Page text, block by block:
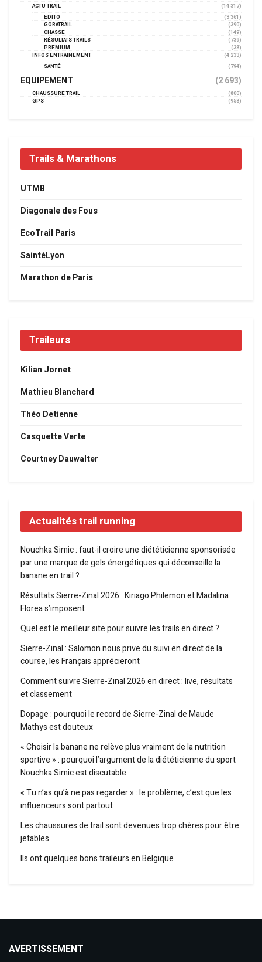
ACTU TRAIL
(14 317)
EDITO
(3 361)
GORATRAIL
(390)
CHASSE
(149)
RÉSULTATS TRAILS
(739)
PREMIUM
(38)
INFOS ENTRAINEMENT
(4 233)
SANTÉ
(794)
EQUIPEMENT (2 693)
CHAUSSURE TRAIL
(800)
GPS
(958)
Trails & Marathons
UTMB
Diagonale des Fous
EcoTrail Paris
SaintéLyon
Marathon de Paris
Traileurs
Kilian Jornet
Mathieu Blanchard
Théo Detienne
Casquette Verte
Courtney Dauwalter
Actualités trail running
Nouchka Simic : faut-il croire une diététicienne sponsorisée
par une marque de gels énergétiques qui déconseille la
banane en trail ?
Résultats Sierre-Zinal 2026 : Kiriago Philemon et Madalina
Florea s’imposent
Quel est le meilleur site pour suivre les trails en direct ?
Sierre-Zinal : Salomon nous prive du suivi en direct de la
course, les Français apprécieront
Comment suivre Sierre-Zinal 2026 en direct : live, résultats
et classement
Dopage : pourquoi le record de Sierre-Zinal de Maude
Mathys est douteux
« Choisir la banane ne relève plus vraiment de la nutrition
sportive » : pourquoi l’argument de la diététicienne du sport
Nouchka Simic est discutable
« Tu n’as qu’à ne pas regarder » : le problème, c’est que les
influenceurs sont partout
Les chaussures de trail sont devenues trop chères pour être
jetables
Ils ont quelques bons traileurs en Belgique
AVERTISSEMENT